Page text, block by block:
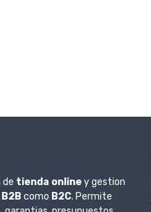
de tienda onliney gestion
B2B como B2C. Permite